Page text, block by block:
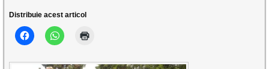
Distribuie acest articol